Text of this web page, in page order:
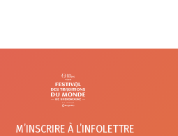
M’INSCRIRE À L’INFOLETTRE